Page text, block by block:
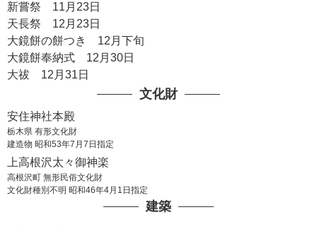
新嘗祭 11月23日
天長祭 12月23日
大鏡餅の餅つき 12月下旬
大鏡餅奉納式 12月30日
大祓 12月31日
文化財
安住神社本殿
栃木県 有形文化財
建造物 昭和53年7月7日指定
上高根沢太々御神楽
高根沢町 無形民俗文化財
文化財種別不明 昭和46年4月1日指定
建築